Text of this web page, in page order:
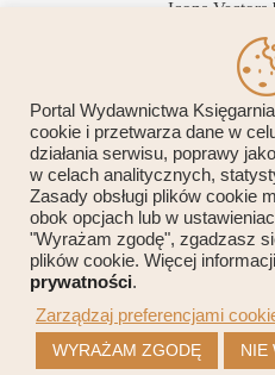
Icons Vectors
Przedsiębiorca uzyskał
rządowego "Tarcza Finansowa
dla Mikro, Małych i Średnich
Portal Wydawnictwa
cookie i przetwarza dane w
działania serwisu, poprawy
w celach analitycznych,
Zasady obsługi plików cookie
obok opcjach lub w
"Wyrażam zgodę", zgadzasz
plików cookie. Więcej
prywatności.
Zarządzaj preferencjami
WYRAŻAM ZGODĘ
NIE